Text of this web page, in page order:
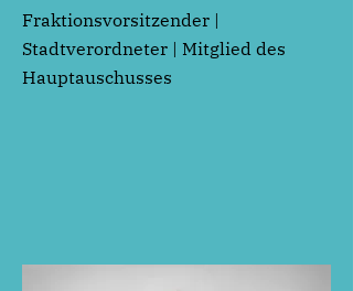
Fraktionsvorsitzender |
Stadtverordneter | Mitglied des
Hauptauschusses